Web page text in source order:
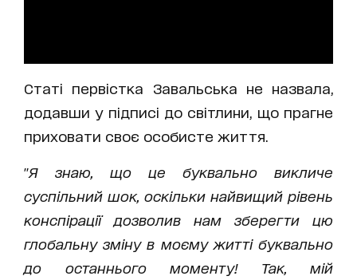
Статі первістка Завальська не назвала,
додавши у підписі до світлини, що прагне
приховати своє особисте життя.
"Я знаю, що це буквально викличе
суспільний шок, оскільки найвищий рівень
конспірації дозволив нам зберегти цю
глобальну зміну в моєму житті буквально
до останнього моменту! Так, мій